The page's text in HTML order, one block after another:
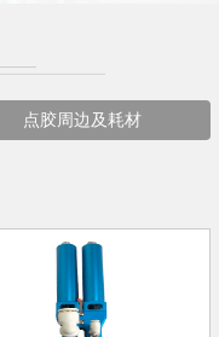
点胶周边及耗材